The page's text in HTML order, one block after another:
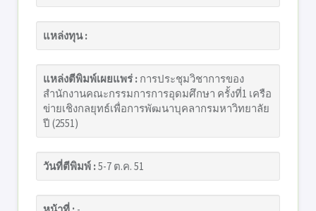
แหล่งทุน :
แหล่งตีพิมพ์เผยแพร่ : การประชุมวิชาการของ
สำนักงานคณะกรรมการการอุดมศึกษา ครั้งที่1 เครือ
ข่ายเชิงกลยุทธ์เพื่อการพัฒนาบุคลากรมหาวิทยาลัย
ปี (2551)
วันที่ตีพิมพ์ :5-7 ต.ค. 51